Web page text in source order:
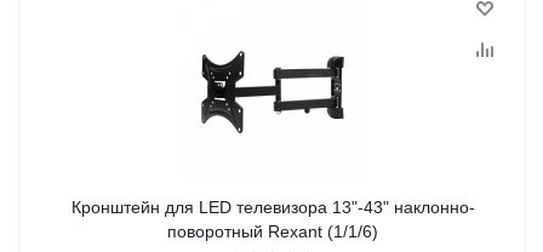
Кронштейн для LED телевизора 13"-43" наклонно-
поворотный Rexant (1/1/6)